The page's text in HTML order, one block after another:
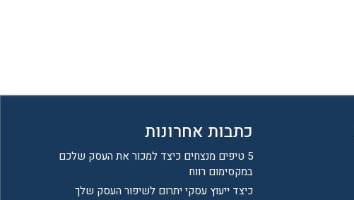
כתבות אחרונות
5 טיפים מנצחים כיצד למכור את העסק שלכם
במקסימום רווח
כיצד ייעוץ עסקי יתרום לשיפור העסק שלך